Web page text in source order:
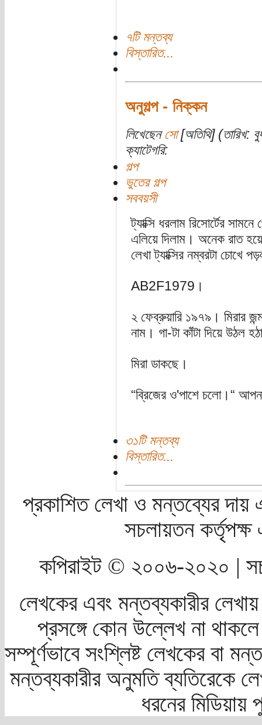
৭টি মন্তব্য
বিস্তারিত...
অনুগল্প - নিক্কন
লিখেছেন সো[অতিথি] (তারিখ:
ক্যাটেগরি:
গল্প
ভুতের গল্প
সববয়সী
ট্যাক্সি ধরলাম রিসোর্টের
এলিয়ে দিলাম। অনেক রাত
লেখা ট্যাক্সির নম্বরটা চোখে
AB2F1979।
২ ফেব্রুয়ারি ১৯৭৯। মিরার
নাম। গা-টা কাঁটা দিয়ে উঠল
মিরা ডাকছে।
“ব্রিজের ও'পাশে চলো।“
৩১টি মন্তব্য
বিস্তারিত...
প্রকাশিত লেখা ও মন্তব্যের দায়
সচলায়তন
কপিরাইট © ২০০৬-২০২০ |
লেখকের এবং মন্তব্যকারীর
প্রসঙ্গে কোন উল্লেখ না
সম্পূর্ণভাবে সংশ্লিষ্ট লেখকের বা
মন্তব্যকারীর অনুমতি ব্যতিরেকে
ধরনের মিডিয়ায়